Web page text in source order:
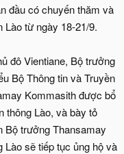
đầu có chuyến thăm và
Lào từ ngày 18-21/9.
đô Vientiane, Bộ trưởng
Bộ Thông tin và Truyền
Kommasith được bổ
thông Lào, và bày tỏ
Bộ trưởng Thansamay
sẽ tiếp tục ủng hộ và